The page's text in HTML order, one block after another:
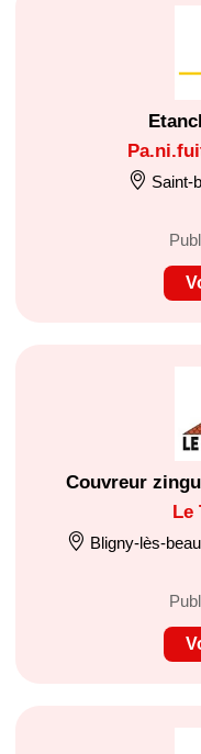
Saint-
Couvreur
Le
Bligny-lès-